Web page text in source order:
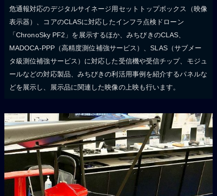
危通報対応のデジタルサイネージ用セットトップボックス（映像
表示器）、コアのCLASに対応したインフラ点検ドローン
「ChronoSky PF2」を展示するほか、みちびきのCLAS、
MADOCA-PPP（高精度測位補強サービス）、SLAS（サブメー
タ級測位補強サービス）に対応した受信機や受信チップ、モジュ
ールなどの対応製品、みちびきの利活用事例を紹介するパネルな
どを展示し、展示品に関連した映像の上映も行います。